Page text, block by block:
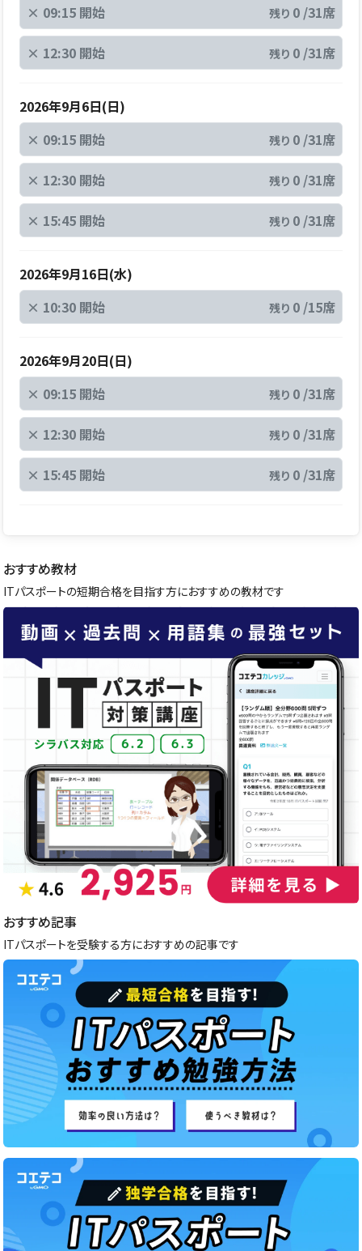
× 09:15 開始 残り0 /31席
× 12:30 開始 残り0 /31席
2026年9月6日(日)
× 09:15 開始 残り0 /31席
× 12:30 開始 残り0 /31席
× 15:45 開始 残り0 /31席
2026年9月16日(水)
× 10:30 開始 残り0 /15席
2026年9月20日(日)
× 09:15 開始 残り0 /31席
× 12:30 開始 残り0 /31席
× 15:45 開始 残り0 /31席
おすすめ教材
ITパスポートの短期合格を目指す方におすすめの教材です
おすすめ記事
ITパスポートを受験する方におすすめの記事です